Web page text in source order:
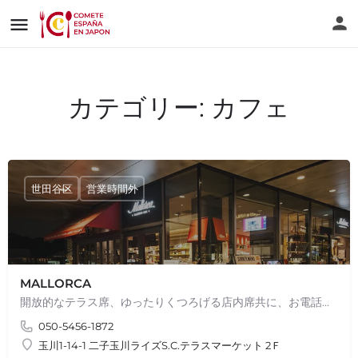
カテゴリー: カフェ
MALLORCA
開放的なテラス席、ゆったりくつろげる店内席共に、お電話またはHPよりご予約承ります。 創業90年以上、スペイン…
050-5456-1872
玉川1-14-1 二子玉川ライズS.C.テラスマーケット 2Ｆ
世田谷区 営業時間外